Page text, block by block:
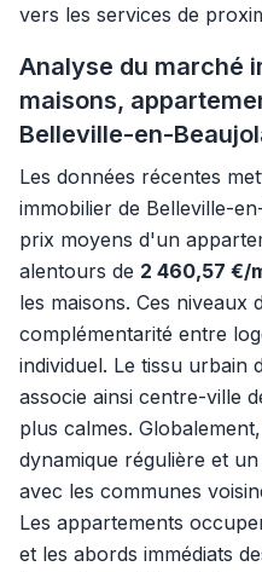
vers les services de
Analyse du marché
maisons,
Belleville-en-
Les données récentes
immobilier de Belleville-
prix moyens d'un
alentours de 2 460,57 €/
les maisons. Ces niveaux
complémentarité entre
individuel. Le tissu urbain
associe ainsi centre-ville
plus calmes.
dynamique régulière et
avec les communes
Les appartements
et les abords immédiats